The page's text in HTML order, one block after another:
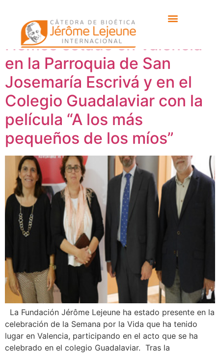
Etiqueta: bioetica
Hemos estado en Valencia
en la Parroquia de San
Josemaría Escrivá y en el
Colegio Guadalaviar con la
película “A los más
pequeños de los míos”
La Fundación Jérôme Lejeune ha estado presente en la
celebración de la Semana por la Vida que ha tenido
lugar en Valencia, participando en el acto que se ha
celebrado en el colegio Guadalaviar. Tras la